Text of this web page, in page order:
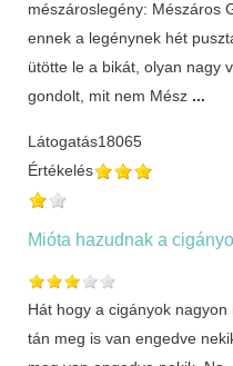
mészároslegény: Mészáros
ennek a legénynek hét
ütötte le a bikát, olyan nagy
gondolt, mit nem Mész ...
Látogatás18065
Értékelés
Mióta hazudnak a
Hát hogy a cigányok
tán meg is van engedve